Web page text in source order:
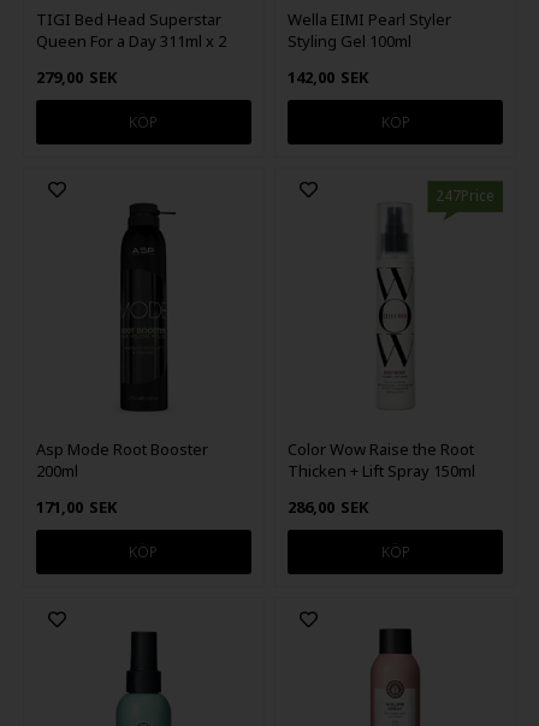
TIGI Bed Head Superstar
Queen For a Day 311ml x 2
279,00 SEK
Wella EIMI Pearl Styler
Styling Gel 100ml
142,00 SEK
Asp Mode Root Booster
200ml
171,00 SEK
247Price
Color Wow Raise the Root
Thicken + Lift Spray 150ml
286,00 SEK